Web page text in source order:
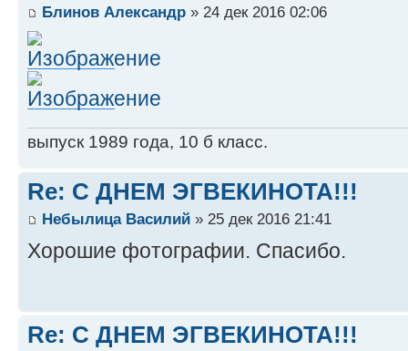
Блинов Александр » 24 дек 2016 02:06
выпуск 1989 года, 10 б класс.
Re: С ДНЕМ ЭГВЕКИНОТА!!!
Небылица Василий » 25 дек 2016 21:41
Хорошие фотографии. Спасибо.
Re: С ДНЕМ ЭГВЕКИНОТА!!!